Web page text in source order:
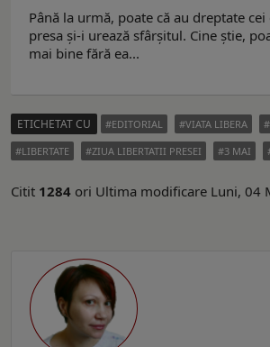
Până la urmă, poate că au dreptate cei
presa și-i urează sfârșitul. Cine știe,
mai bine fără ea...
ETICHETAT CU EDITORIAL VIATA LIBERA
LIBERTATE
ZIUA LIBERTATII PRESEI 3 MAI
Citit 1284 ori Ultima modificare Luni, 04